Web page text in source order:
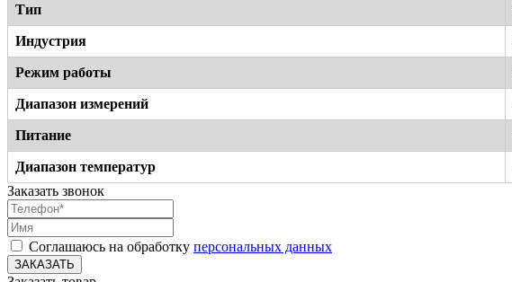
Тип
Индустрия
Режим работы
Диапазон измерений
Питание
Диапазон температур
Заказать звонок
Соглашаюсь на обработку персональных данных
ЗАКАЗАТЬ